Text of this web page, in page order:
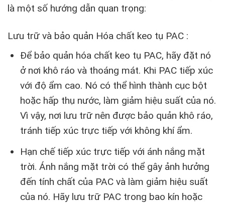
là một số hướng dẫn quan trọng:
Lưu trữ và bảo quản Hóa chất keo tụ PAC :
Để bảo quản hóa chất keo tụ PAC, hãy đặt nó
ở nơi khô ráo và thoáng mát. Khi PAC tiếp xúc
với độ ẩm cao. Nó có thể hình thành cục bột
hoặc hấp thụ nước, làm giảm hiệu suất của nó.
Vì vậy, nơi lưu trữ nên được bảo quản khô ráo,
tránh tiếp xúc trực tiếp với không khí ẩm.
Hạn chế tiếp xúc trực tiếp với ánh nắng mặt
trời. Ánh nắng mặt trời có thể gây ảnh hưởng
đến tính chất của PAC và làm giảm hiệu suất
của nó. Hãy lưu trữ PAC trong bao kín hoặc